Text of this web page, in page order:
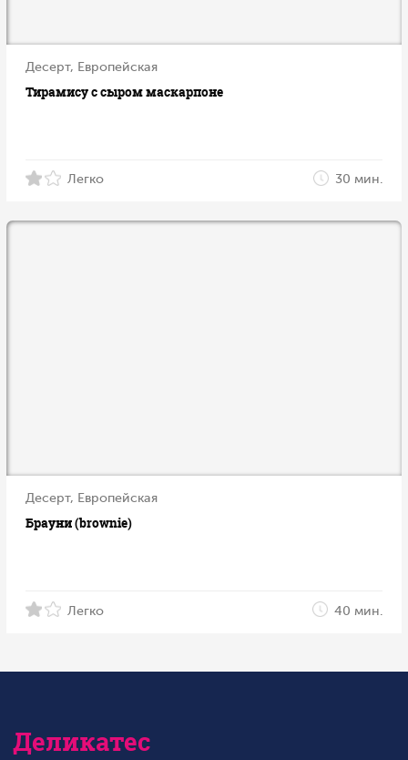
Десерт, Европейская
Тирамису с сыром маскарпоне
Легко 30 мин.
Десерт, Европейская
Брауни (brownie)
Легко 40 мин.
Деликатес